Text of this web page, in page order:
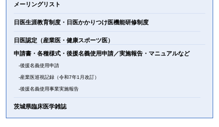
メーリングリスト
日医生涯教育制度・日医かかりつけ医機能研修制度
日医認定（産業医・健康スポーツ医）
申請書・各種様式・後援名義使用申請／実施報告・マニュアルなど
後援名義使用申請
産業医巡視記録（令和7年1月改訂）
後援名義使用事業実施報告
茨城県臨床医学雑誌